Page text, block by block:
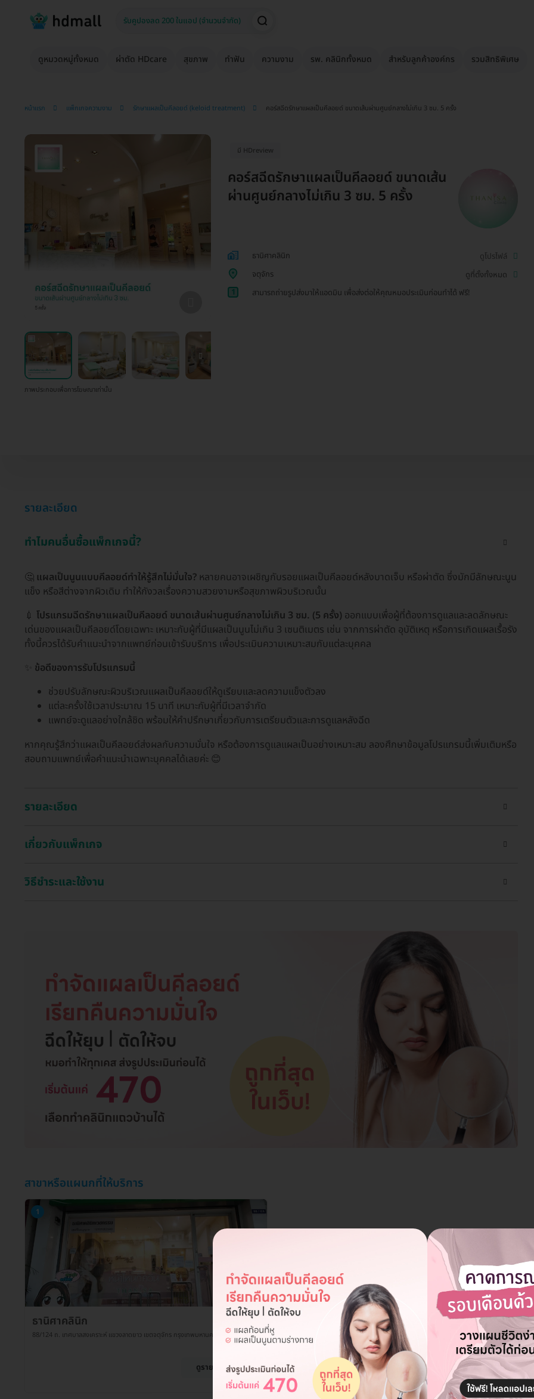
ดูหมวดหมู่ทั้งหมด ผ่าตัด HDcare สุขภาพ ทำฟัน ความงาม รพ. คลินิกทั้งหมด สำหรับลูกค้าองค์กร รวมสิทธิพิเศษ
หน้าแรก แพ็กเกจความงาม รักษาแผลเป็นคีลอยด์ (keloid treatment) คอร์สฉีดรักษาแผลเป็นคีลอยด์ ขนาดเส้นผ่านศูนย์กลางไม่เกิน 3 ซม. 5 ครั้ง
ภาพประกอบเพื่อการโฆษณาเท่านั้น
มี HDreview
คอร์สฉีดรักษาแผลเป็นคีลอยด์ ขนาดเส้น
ผ่านศูนย์กลางไม่เกิน 3 ซม. 5 ครั้ง
ธานิศาคลินิก
ดูโปรไฟล์
จตุจักร
ดูที่ตั้งทั้งหมด
1
สามารถถ่ายรูปส่งมาให้แอดมิน เพื่อส่งต่อให้คุณหมอประเมินก่อนทำได้ ฟรี!
รายละเอียด
ทำไมคนอื่นซื้อแพ็กเกจนี้?
🤔 แผลเป็นนูนแบบคีลอยด์ทำให้รู้สึกไม่มั่นใจ? หลายคนอาจเผชิญกับรอยแผลเป็นคีลอยด์หลังบาดเจ็บ หรือผ่าตัด ซึ่งมักมีลักษณะนูน
แข็ง หรือสีต่างจากผิวเดิม ทำให้กังวลเรื่องความสวยงามหรือสุขภาพผิวบริเวณนั้น
💉 โปรแกรมฉีดรักษาแผลเป็นคีลอยด์ ขนาดเส้นผ่านศูนย์กลางไม่เกิน 3 ซม. (5 ครั้ง) ออกแบบเพื่อผู้ที่ต้องการดูแลและลดลักษณะ
เด่นของแผลเป็นคีลอยด์โดยเฉพาะ เหมาะกับผู้ที่มีแผลเป็นนูนไม่เกิน 3 เซนติเมตร เช่น จากการผ่าตัด อุบัติเหตุ หรือการเกิดแผลเรื้อรัง
ทั้งนี้ควรได้รับคำแนะนำจากแพทย์ก่อนเข้ารับบริการ เพื่อประเมินความเหมาะสมกับแต่ละบุคคล
ข้อดีของการรับโปรแกรมนี้
ช่วยปรับลักษณะผิวบริเวณแผลเป็นคีลอยด์ให้ดูเรียบและลดความแข็งตัวลง
แต่ละครั้งใช้เวลาประมาณ 15 นาที เหมาะกับผู้ที่มีเวลาจำกัด
แพทย์จะดูแลอย่างใกล้ชิด พร้อมให้คำปรึกษาเกี่ยวกับการเตรียมตัวและการดูแลหลังฉีด
หากคุณรู้สึกว่าแผลเป็นคีลอยด์ส่งผลกับความมั่นใจ หรือต้องการดูแลแผลเป็นอย่างเหมาะสม ลองศึกษาข้อมูลโปรแกรมนี้เพิ่มเติมหรือ
สอบถามแพทย์เพื่อคำแนะนำเฉพาะบุคคลได้เลยค่ะ 😊
รายละเอียด
เกี่ยวกับแพ็กเกจ
วิธีชำระและใช้งาน
สาขาหรือแผนกที่ให้บริการ
1
ธานิศาคลินิก
88/124 ถ. เทศบาลสงเคราะห์ แขวงลาดยาว เขตจตุจักร กรุงเทพมหานคร 10900
ดูรายละเอียด